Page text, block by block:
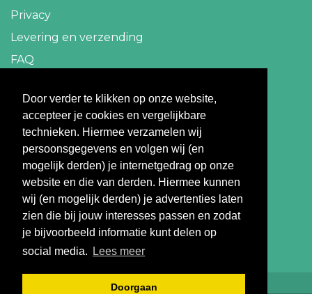
Door verder te klikken op onze website,
accepteer je cookies en vergelijkbare
technieken. Hiermee verzamelen wij
persoonsgegevens en volgen wij (en
mogelijk derden) je internetgedrag op onze
website en die van derden. Hiermee kunnen
wij (en mogelijk derden) je advertenties laten
zien die bij jouw interesses passen en zodat
je bijvoorbeeld informatie kunt delen op
social media.
Lees meer
Doorgaan
Privacy
Levering en verzending
FAQ
Contact
info@travelbazaar.nl
Betaal veilig